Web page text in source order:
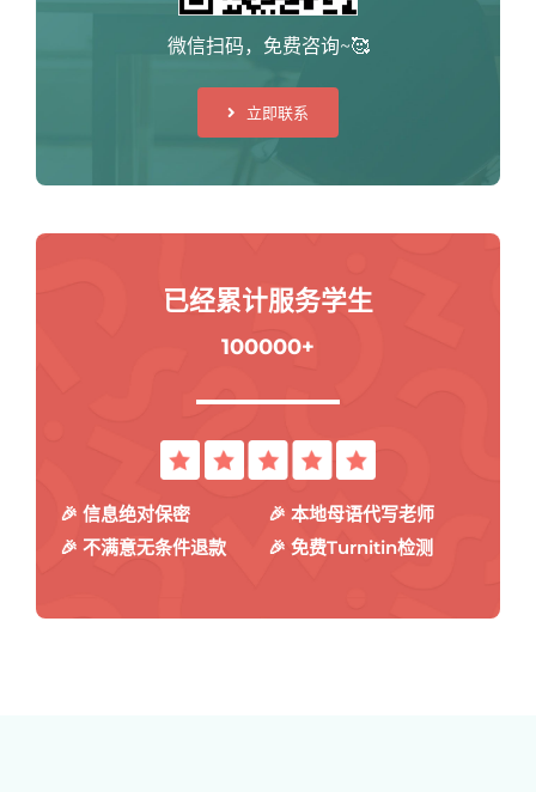
微信扫码，免费咨询~🥰
立即联系
已经累计服务学生
100000+
🎉 信息绝对保密
🎉 本地母语代写老师
🎉 不满意无条件退款
🎉 免费Turnitin检测